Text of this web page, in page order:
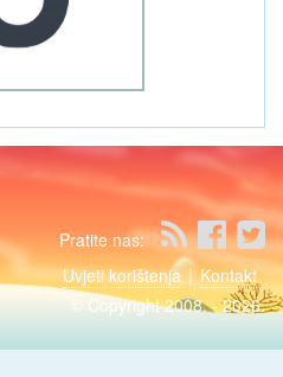
Pratite nas:
Uvjeti korištenja | Kontakt
© Copyright 2008. - 2026.